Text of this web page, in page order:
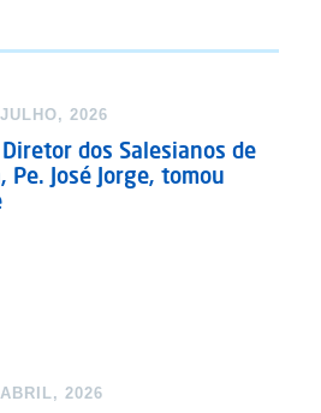
2026
dos Salesianos de
Pe. José Jorge, tomou
2026